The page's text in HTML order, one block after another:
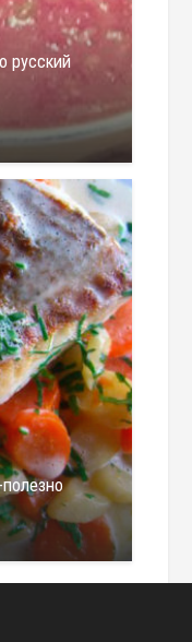
русский